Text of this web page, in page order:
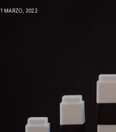
1 MARZO, 2022